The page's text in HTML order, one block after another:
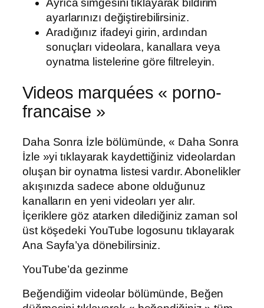
Ayrıca simgesini tıklayarak bildirim
ayarlarınızı değiştirebilirsiniz.
Aradığınız ifadeyi girin, ardından
sonuçları videolara, kanallara veya
oynatma listelerine göre filtreleyin.
Videos marquées « porno-
francaise »
Daha Sonra İzle bölümünde, « Daha Sonra
İzle »yi tıklayarak kaydettiğiniz videolardan
oluşan bir oynatma listesi vardır. Abonelikler
akışınızda sadece abone olduğunuz
kanalların en yeni videoları yer alır.
İçeriklere göz atarken dilediğiniz zaman sol
üst köşedeki YouTube logosunu tıklayarak
Ana Sayfa’ya dönebilirsiniz.
YouTube’da gezinme
Beğendiğim videolar bölümünde, Beğen